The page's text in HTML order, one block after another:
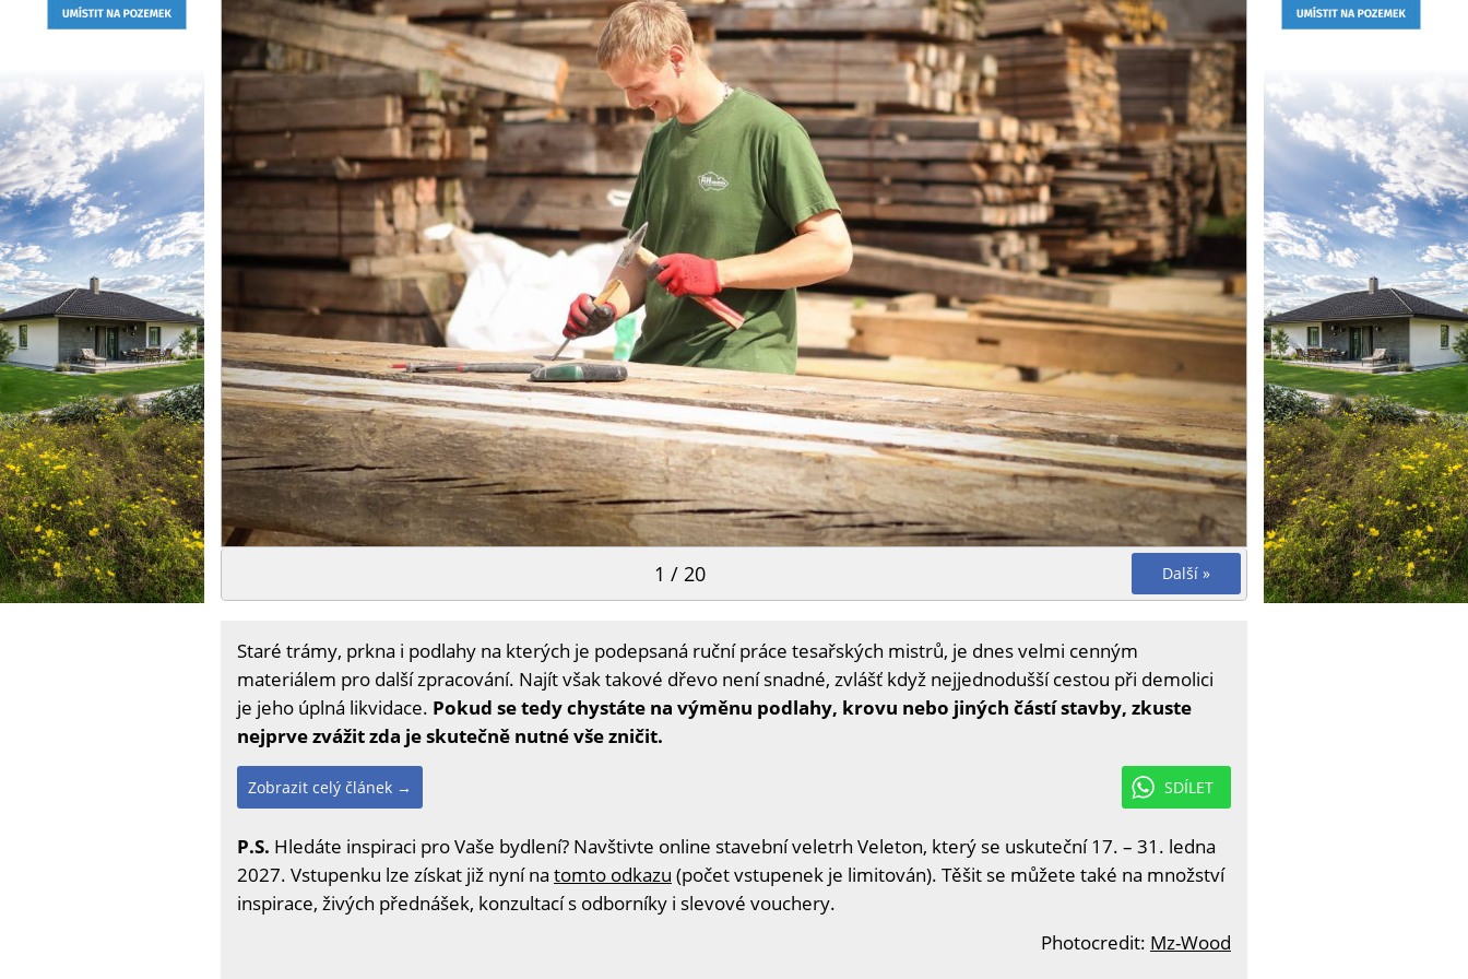
Další »
1 / 20
Staré trámy, prkna i podlahy na kterých je podepsaná ruční práce tesařských mistrů, je dnes velmi cenným
materiálem pro další zpracování. Najít však takové dřevo není snadné, zvlášť když nejjednodušší cestou při demolici
je jeho úplná likvidace. Pokud se tedy chystáte na výměnu podlahy, krovu nebo jiných částí stavby, zkuste
nejprve zvážit zda je skutečně nutné vše zničit.
SDÍLET
Zobrazit celý článek →
P.S. Hledáte inspiraci pro Vaše bydlení? Navštivte online stavební veletrh Veleton, který se uskuteční 17. – 31. ledna
2027. Vstupenku lze získat již nyní na tomto odkazu (počet vstupenek je limitován). Těšit se můžete také na množství
inspirace, živých přednášek, konzultací s odborníky i slevové vouchery.
Photocredit: Mz-Wood